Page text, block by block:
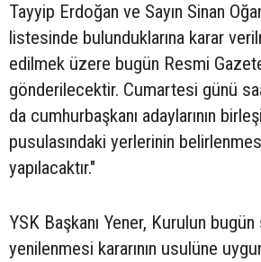
Tayyip Erdoğan ve Sayın Sinan
listesinde bulunduklarına karar
edilmek üzere bugün Resmi
gönderilecektir. Cumartesi günü
da cumhurbaşkanı adaylarının
pusulasındaki yerlerinin
yapılacaktır."
YSK Başkanı Yener, Kurulun
yenilenmesi kararının usulüne